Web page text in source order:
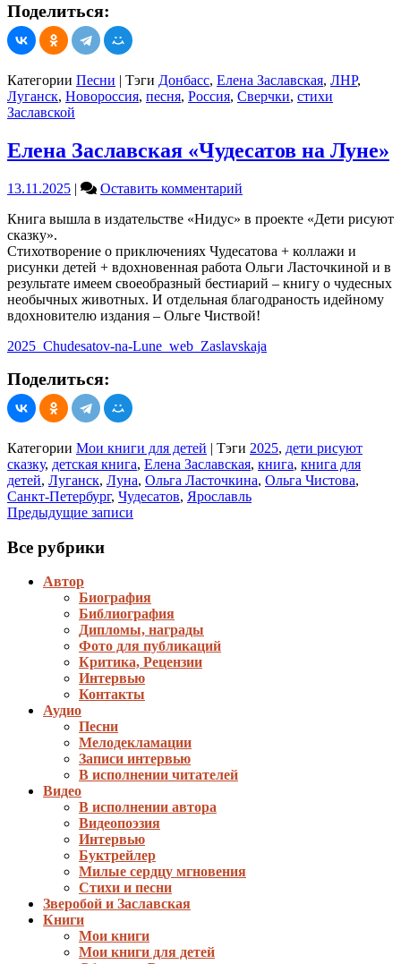
–
Елена
–
Роман
Поделиться:
Категории Песни | Тэги Донбасс, Елена Заславская, ЛНР,
Луганск, Новороссия, песня, Россия, Сверчки, стихи
Заславской
Елена Заславская «Чудесатов на Луне»
13.11.2025 | Оставить комментарий
Заславская
на
Луне»
Книга вышла в издательстве «Нидус» в проекте «Дети рисуют
сказку».
Стихотворение о приключениях Чудесатова + коллажи и
рисунки детей + вдохновенная работа Ольги Ласточкиной и в
результате имеем своеобразный бестиарий – книгу о чудесных
необычных животных. И отдельная благодраность идейному
вдохновителю издания – Ольге Чиствой!
2025_Chudesatov-na-Lune_web_Zaslavskaja
Поделиться:
Категории Мои книги для детей | Тэги 2025, дети рисуют
сказку, детская книга, Елена Заславская, книга, книга для
детей, Луганск, Луна, Ольга Ласточкина, Ольга Чистова,
Санкт-Петербург, Чудесатов, Ярославль
Навигация
по
записям
Предыдущие записи
Все рубрики
Автор
Биография
Библиография
Дипломы, награды
Фото для публикаций
Критика, Рецензии
Интервью
Контакты
Аудио
Песни
Мелодекламации
Записи интервью
В исполнении читателей
Видео
В исполнении автора
Видеопоэзия
Интервью
Буктрейлер
Милые сердцу мгновения
Стихи и песни
Зверобой и Заславская
Книги
Мои книги
Мои книги для детей